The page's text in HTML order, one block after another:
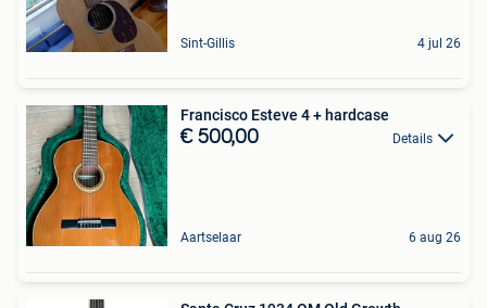
Sint-Gillis 4 jul 26
Francisco Esteve 4 + hardcase
€ 500,00 Details
Aartselaar 6 aug 26